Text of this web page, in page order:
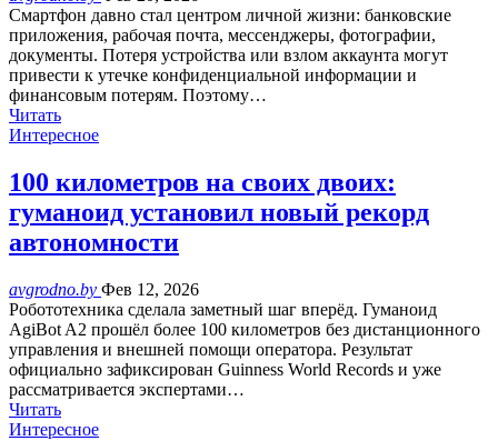
Смартфон давно стал центром личной жизни: банковские
приложения, рабочая почта, мессенджеры, фотографии,
документы. Потеря устройства или взлом аккаунта могут
привести к утечке конфиденциальной информации и
финансовым потерям. Поэтому…
Читать
Интересное
100 километров на своих двоих:
гуманоид установил новый рекорд
автономности
avgrodno.by Фев 12, 2026
Робототехника сделала заметный шаг вперёд. Гуманоид
AgiBot A2 прошёл более 100 километров без дистанционного
управления и внешней помощи оператора. Результат
официально зафиксирован Guinness World Records и уже
рассматривается экспертами…
Читать
Интересное